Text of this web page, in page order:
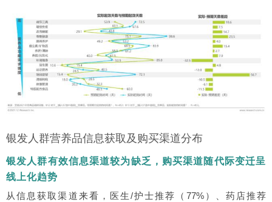
银发人群营养品信息获取及购买渠道分布
银发人群有效信息渠道较为缺乏，购买渠道随代际变迁呈
线上化趋势
从信息获取渠道来看，医生/护士推荐（77%）、药店推荐